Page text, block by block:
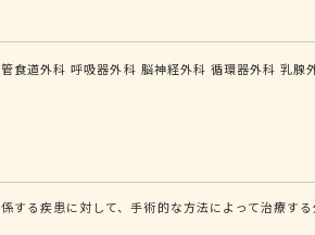
食道外科 呼吸器外科 脳神経外科 循環器外科 乳腺
る疾患に対して、手術的な方法によって治療す